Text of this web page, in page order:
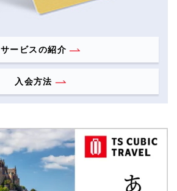
サービスの紹介
入会方法